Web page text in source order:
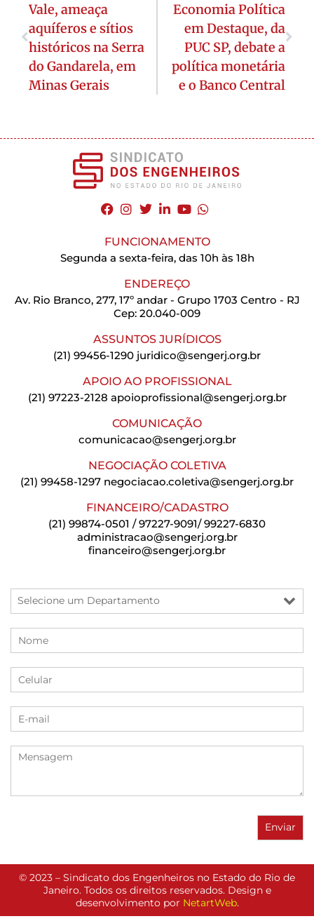
Vale, ameaça
aquíferos e sítios
históricos na Serra
do Gandarela, em
Minas Gerais
Economia Política
em Destaque, da
PUC SP, debate a
política monetária
e o Banco Central
FUNCIONAMENTO
Segunda a sexta-feira, das 10h às 18h
ENDEREÇO
Av. Rio Branco, 277, 17º andar - Grupo 1703 Centro - RJ
Cep: 20.040-009
ASSUNTOS JURÍDICOS
(21) 99456-1290 juridico@sengerj.org.br
APOIO AO PROFISSIONAL
(21) 97223-2128 apoioprofissional@sengerj.org.br
COMUNICAÇÃO
comunicacao@sengerj.org.br
NEGOCIAÇÃO COLETIVA
(21) 99458-1297 negociacao.coletiva@sengerj.org.br
FINANCEIRO/CADASTRO
(21) 99874-0501 / 97227-9091/ 99227-6830
administracao@sengerj.org.br
financeiro@sengerj.org.br
© 2023 – Sindicato dos Engenheiros no Estado do Rio de
Janeiro. Todos os direitos reservados. Design e
desenvolvimento por NetartWeb.